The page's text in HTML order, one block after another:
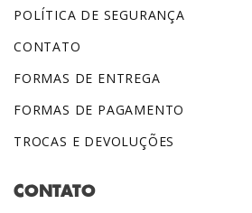
POLÍTICA DE SEGURANÇA
CONTATO
FORMAS DE ENTREGA
FORMAS DE PAGAMENTO
TROCAS E DEVOLUÇÕES
CONTATO